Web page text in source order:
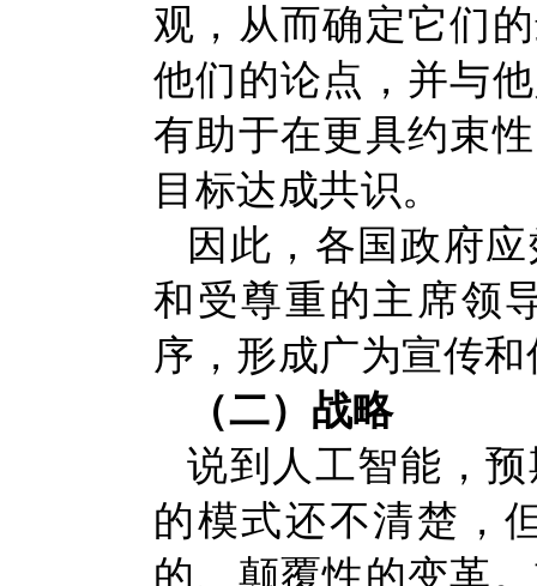
观，从而确定它们
他们的论点，并与
有助于在更具约束
目标达成共识。
因此，各国政府
和受尊重的主席领
序，形成广为宣传
（二）战略
说到人工智能，
的模式还不清楚，
的、颠覆性的变革